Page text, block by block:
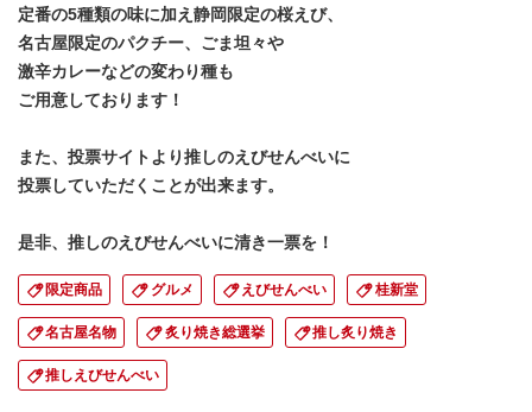
定番の5種類の味に加え静岡限定の桜えび、
名古屋限定のパクチー、ごま坦々や
激辛カレーなどの変わり種も
ご用意しております！
また、投票サイトより推しのえびせんべいに
投票していただくことが出来ます。
是非、推しのえびせんべいに清き一票を！
限定商品 グルメ えびせんべい 桂新堂
名古屋名物 炙り焼き総選挙 推し炙り焼き
推しえびせんべい